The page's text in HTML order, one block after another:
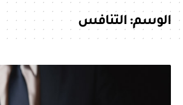
الوسم:التنافس